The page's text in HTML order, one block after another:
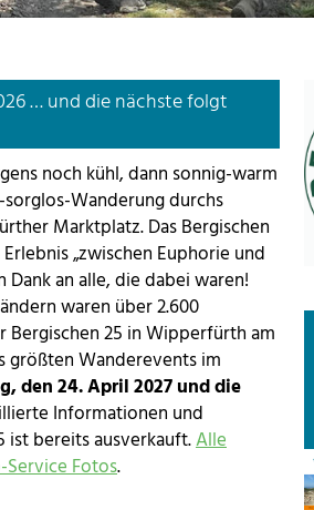
… und die nächste folgt
noch kühl, dann sonnig-warm
Wanderung durchs
Marktplatz. Das Bergischen
„zwischen Euphorie und
an alle, die dabei waren!
waren über 2.600
Bergischen 25 in Wipperfürth am
größten Wanderevents im
den 24. April 2027 und die
Informationen und
ist bereits ausverkauft.Alle
Fotos.